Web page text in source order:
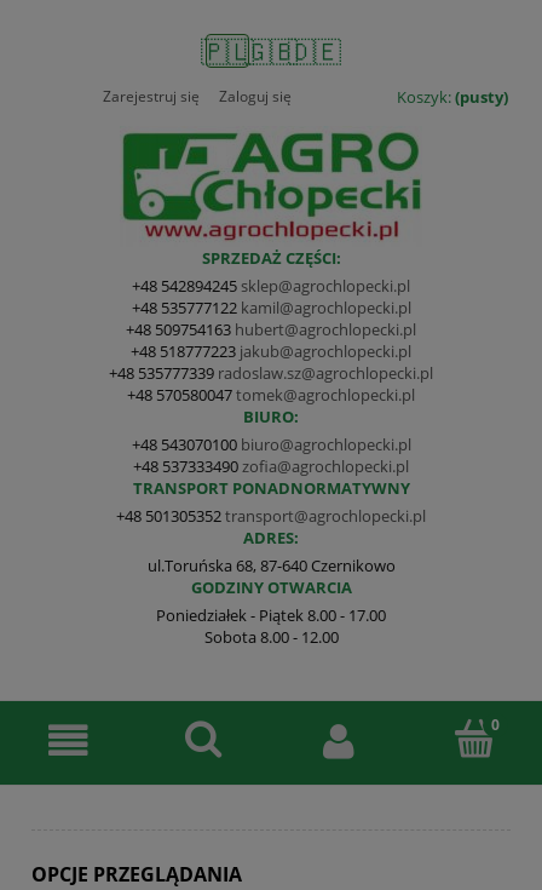
🇵🇱🇬🇧🇩🇪
Koszyk:(pusty)
Zarejestruj się Zaloguj się
SPRZEDAŻ CZĘŚCI:
+48 542894245 sklep@agrochlopecki.pl
+48 535777122 kamil@agrochlopecki.pl
+48 509754163 hubert@agrochlopecki.pl
+48 518777223 jakub@agrochlopecki.pl
+48 535777339 radoslaw.sz@agrochlopecki.pl
+48 570580047tomek@agrochlopecki.pl
BIURO:
+48 543070100 biuro@agrochlopecki.pl
+48 537333490 zofia@agrochlopecki.pl
TRANSPORT PONADNORMATYWNY
+48 501305352transport@agrochlopecki.pl
ADRES:
ul.Toruńska 68, 87-640 Czernikowo
GODZINY OTWARCIA
Poniedziałek - Piątek 8.00 - 17.00
Sobota 8.00 - 12.00
OPCJE PRZEGLĄDANIA